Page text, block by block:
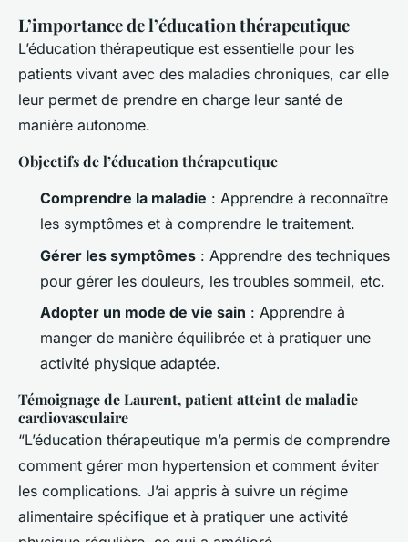
L’importance de l’éducation thérapeutique
L’éducation thérapeutique est essentielle pour les
patients vivant avec des maladies chroniques, car elle
leur permet de prendre en charge leur santé de
manière autonome.
Objectifs de l’éducation thérapeutique
Comprendre la maladie : Apprendre à reconnaître
les symptômes et à comprendre le traitement.
Gérer les symptômes : Apprendre des techniques
pour gérer les douleurs, les troubles sommeil, etc.
Adopter un mode de vie sain : Apprendre à
manger de manière équilibrée et à pratiquer une
activité physique adaptée.
Témoignage de Laurent, patient atteint de maladie
cardiovasculaire
“L’éducation thérapeutique m’a permis de comprendre
comment gérer mon hypertension et comment éviter
les complications. J’ai appris à suivre un régime
alimentaire spécifique et à pratiquer une activité